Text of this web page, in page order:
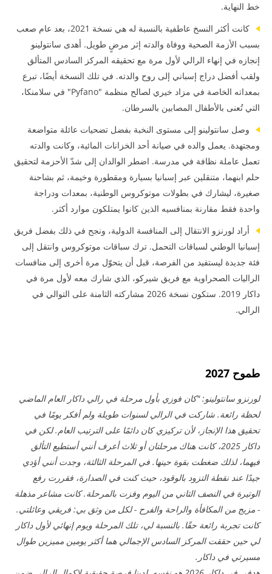
خط النهاية.
كانت أكثر النسخ عاطفية بالنسبة له هي نسخة 2021، بعد عام صعب
بسبب الأزمة الصحية ووفاة والدته إثر مرضٍ طويل. أهدى سانتولينو
إنجازه في إنهاء الرالي لأول مرة مع تحقيقه المركز السادس المتألق
ولقب أفضل دراج إسباني إلى روح والدته. في تلك النسخة أيضًا، تبرع
بمعداته الخاصة في مزاد خيري لصالح منظمة "Pyfano" في سلامنكا،
التي تُعنى بالأطفال المصابين بالسرطان.
وصل سانتولينو إلى مستوى النخبة بفضل تضحيات عائلة متواضعة
ومجتهدة. يعمل والده في صيانة أحد الخزانات المائية، وكانت والدته
تعمل عاملة نظافة في مدرسة. اضطر الوالدان إلى شدّ الأحزمة لتحقيق
حلم ابنهما، متنقلين عبر إسبانيا بسيارة ومقطورة وخيمة، ثم بشاحنة
صغيرة، ليشارك في بطولات موتوكروس الوطنية، بمعدات ودراجة
واحدة فقط مقارنة بمنافسيه الذين كانوا يمتلكون موارد أكثر.
أراد لورنزو الانتقال إلى المنافسة الدولية، ونجح في ذلك بفضل فريق
إسبانيا الوطني لسباقات التحمل. ترك سباقات موتوكروس وانتقل إلى
فئة جديدة ليستفيد من الفرصة، قبل أن يتحوّل مرة أخرى إلى منافسات
الراليات الصحراوية مع فريق شيركو، الذي شارك معه لأول مرة في
داكار 2019. ستكون نسخة 2026 مشاركته الثامنة على التوالي في
الرالي.
طموح 2027
لورنزو سانتولينو: "كان فوزي بأول مرحلة في رالي داكار العام الماضي
لحظة رائعة. شاركت في الرالي لسنوات طويلة ولم أفكر يومًا في
تحقيق هذا الإنجاز، لأن تركيزي كان دائمًا على الترتيب العام. لكن في
داكار 2025، كانت هناك مرحلتان أو ثلاث أعرف أنني أستطيع التألق
فيهما، لذلك ضغطت بقوة حينها. في المرحلة الثالثة، وجدت أنني أؤدي
جيدًا عند نقطة التزود بالوقود، حيث كنت في الصدارة، فقررت رفع
الوتيرة في النصف الثاني من اليوم وفزت بالمرحلة. كانت مشاعر مذهلة
- مزيج من المكافأة والراحة والفرح - لكل من وثق بي: فريقي وعائلتي.
كانت تجربة رائعة حقًا. بالنسبة لي، تلك المرحلة ويوم إنهائي لأول داكار
لي حين حققت المركز السادس الإجمالي هما أكثر يومين مميزين طوال
مسيرتي في داكار.